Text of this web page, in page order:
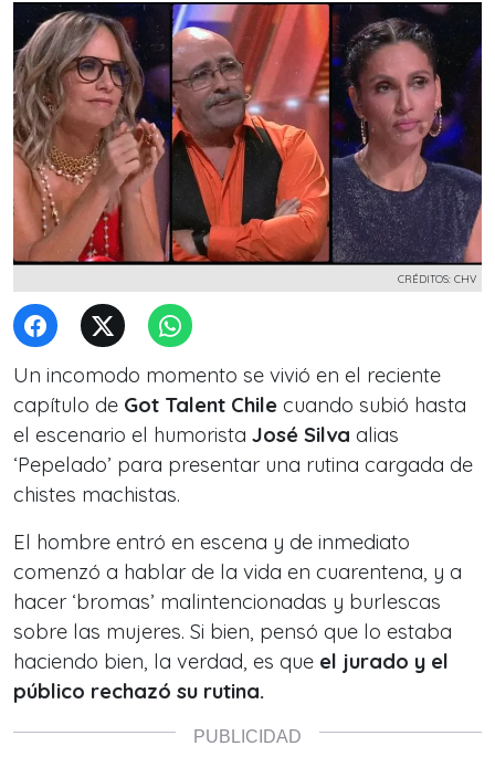
CRÉDITOS: CHV
Un incomodo momento se vivió en el reciente
capítulo de Got Talent Chile cuando subió hasta
el escenario el humorista José Silva alias
‘Pepelado’ para presentar una rutina cargada de
chistes machistas.
El hombre entró en escena y de inmediato
comenzó a hablar de la vida en cuarentena, y a
hacer ‘bromas’ malintencionadas y burlescas
sobre las mujeres. Si bien, pensó que lo estaba
haciendo bien, la verdad, es que el jurado y el
público rechazó su rutina.